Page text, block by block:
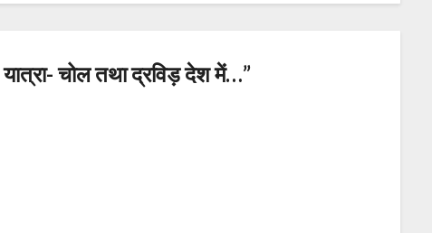
यात्रा- चोल तथा द्रविड़ देश में…”